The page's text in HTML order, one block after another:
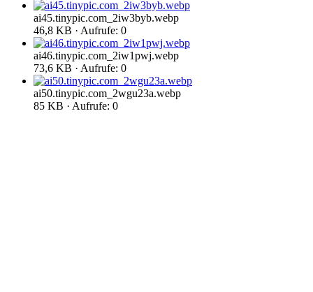
ai45.tinypic.com_2iw3byb.webp
46,8 KB · Aufrufe: 0
ai46.tinypic.com_2iw1pwj.webp
73,6 KB · Aufrufe: 0
ai50.tinypic.com_2wgu23a.webp
85 KB · Aufrufe: 0